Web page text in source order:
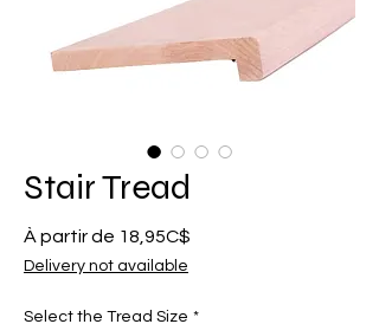
Stair Tread
À partir de 18,95C$
Delivery not available
Select the Tread Size *